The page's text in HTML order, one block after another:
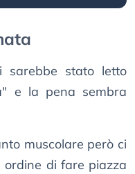
sarebbe stato letto
e la pena sembra
muscolare però ci
di fare piazza